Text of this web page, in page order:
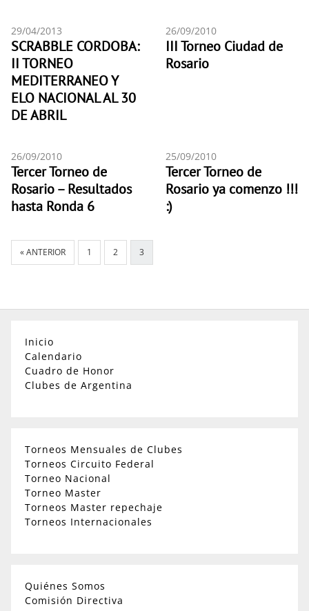
29/04/2013
SCRABBLE CORDOBA:
II TORNEO
MEDITERRANEO Y
ELO NACIONAL AL 30
DE ABRIL
26/09/2010
III Torneo Ciudad de
Rosario
26/09/2010
Tercer Torneo de
Rosario – Resultados
hasta Ronda 6
25/09/2010
Tercer Torneo de
Rosario ya comenzo !!!
:)
« ANTERIOR 1 2 3
Inicio
Calendario
Cuadro de Honor
Clubes de Argentina
Torneos Mensuales de Clubes
Torneos Circuito Federal
Torneo Nacional
Torneo Master
Torneos Master repechaje
Torneos Internacionales
Quiénes Somos
Comisión Directiva